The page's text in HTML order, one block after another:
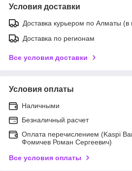
Условия доставки
Доставка курьером по Алматы (в
Доставка по регионам
Все условия доставки
Условия оплаты
Наличными
Безналичный расчет
Оплата перечислением (Kaspi
Фомичев Роман Сергеевич)
Все условия оплаты